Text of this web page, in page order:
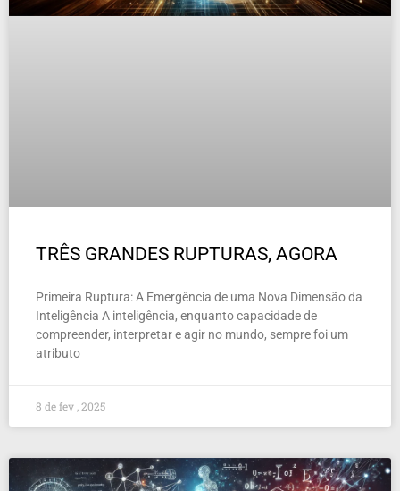
TRÊS GRANDES RUPTURAS, AGORA
Primeira Ruptura: A Emergência de uma Nova Dimensão da
Inteligência A inteligência, enquanto capacidade de
compreender, interpretar e agir no mundo, sempre foi um
atributo
8 de fev , 2025